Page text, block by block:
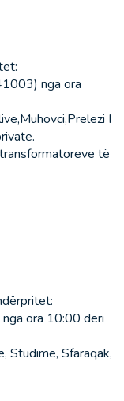
nga ora
I
të
ora 10:00 deri
Studime, Sfaraqak,